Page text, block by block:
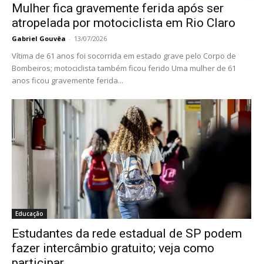
Mulher fica gravemente ferida após ser
atropelada por motociclista em Rio Claro
Gabriel Gouvêa - 13/07/2026
Vítima de 61 anos foi socorrida em estado grave pelo Corpo de
Bombeiros; motociclista também ficou ferido Uma mulher de 61
anos ficou gravemente ferida...
Educação
Estudantes da rede estadual de SP podem
fazer intercâmbio gratuito; veja como